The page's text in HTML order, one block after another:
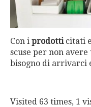
Con i prodotticitati
scuse per non avere
bisogno di arrivarci
Visited 63 times, 1